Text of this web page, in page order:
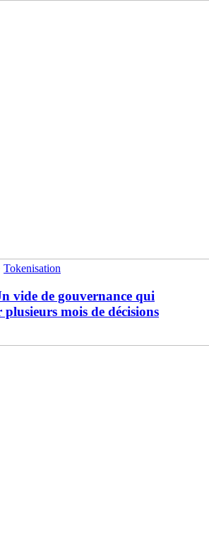
Tokenisation
vide de gouvernance qui
mois de décisions